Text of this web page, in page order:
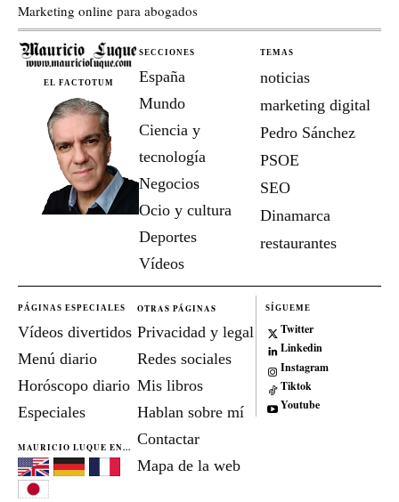
Marketing online para abogados
EL FACTOTUM
SECCIONES
España
Mundo
Ciencia y
tecnología
Negocios
Ocio y cultura
Deportes
Vídeos
TEMAS
noticias
marketing digital
Pedro Sánchez
PSOE
SEO
Dinamarca
restaurantes
PÁGINAS ESPECIALES
Vídeos divertidos
Menú diario
Horóscopo diario
Especiales
MAURICIO LUQUE EN...
OTRAS PÁGINAS
Privacidad y legal
Redes sociales
Mis libros
Hablan sobre mí
Contactar
Mapa de la web
SÍGUEME
Twitter
Linkedin
Instagram
Tiktok
Youtube